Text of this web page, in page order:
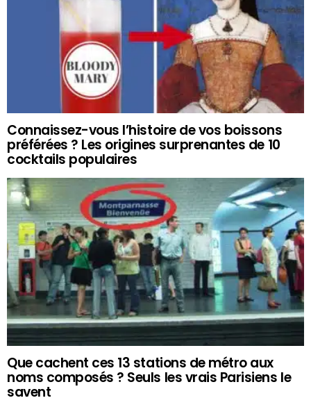
Connaissez-vous l’histoire de vos boissons
préférées ? Les origines surprenantes de 10
cocktails populaires
Que cachent ces 13 stations de métro aux
noms composés ? Seuls les vrais Parisiens le
savent